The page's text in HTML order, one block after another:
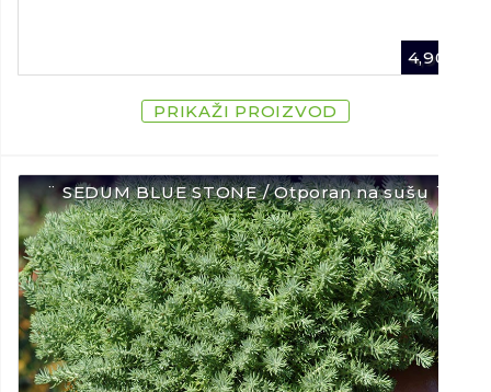
4,90
PRIKAŽI PROIZVOD
¨ SEDUM BLUE STONE / Otporan na sušu ¨